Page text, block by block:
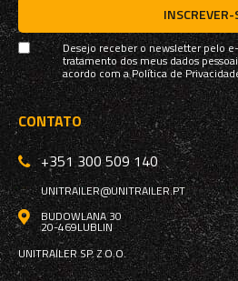
INSCREVER-
Desejo receber o newsletter pelo
tratamento dos meus dados
acordo com aPolítica de
CONTATO
+351 300 509 140
UNITRAILER@UNITRAILER.PT
BUDOWLANA 30
20-469LUBLIN
UNITRAILER SP. Z O.O.